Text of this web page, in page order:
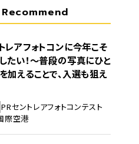
Recommend
レアフォトコンに今年こそ
たい！～普段の写真にひと
加えることで、入選も狙え
PRセントレアフォトコンテスト
際空港